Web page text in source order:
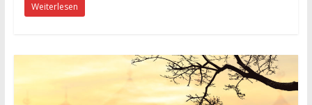
Weiterlesen